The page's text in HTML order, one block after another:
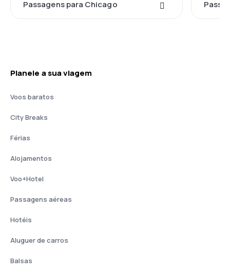
Passagens para Chicago
Planeie a sua viagem
Voos baratos
City Breaks
Férias
Alojamentos
Voo+Hotel
Passagens aéreas
Hotéis
Aluguer de carros
Balsas